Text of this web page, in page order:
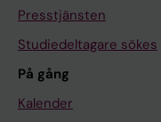
Presstjänsten
Studiedeltagare sökes
På gång
Kalender